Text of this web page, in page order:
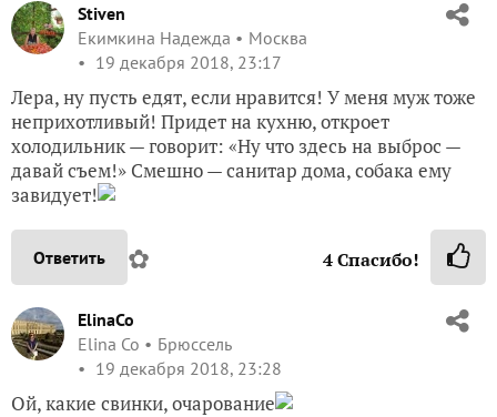
Stiven
Екимкина Надежда
Москва
19 декабря 2018, 23:17
Лера, ну пусть едят, если нравится! У меня муж тоже
неприхотливый! Придет на кухню, откроет
холодильник — говорит: «Ну что здесь на выброс —
давай съем!» Смешно — санитар дома, собака ему
завидует!
Ответить ✿ 4Спасибо!
ElinaCo
Elina Co
Брюссель
19 декабря 2018, 23:28
Ой, какие свинки, очарование